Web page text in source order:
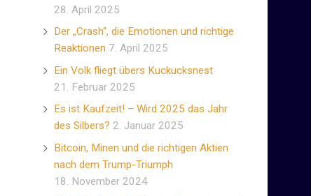
28. April 2025
Der „Crash“, die Emotionen und richtige
Reaktionen 7. April 2025
Ein Volk fliegt übers Kuckucksnest
21. Februar 2025
Es ist Kaufzeit! – Wird 2025 das Jahr
des Silbers? 2. Januar 2025
Bitcoin, Minen und die richtigen Aktien
nach dem Trump-Triumph
18. November 2024